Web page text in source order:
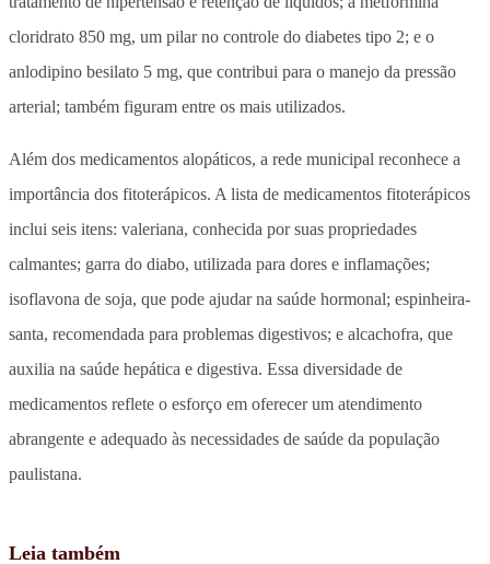
cloridrato 850 mg, um pilar no controle do diabetes tipo 2; e o
anlodipino besilato 5 mg, que contribui para o manejo da pressão
arterial; também figuram entre os mais utilizados.
Além dos medicamentos alopáticos, a rede municipal reconhece a
importância dos fitoterápicos. A lista de medicamentos fitoterápicos
inclui seis itens: valeriana, conhecida por suas propriedades
calmantes; garra do diabo, utilizada para dores e inflamações;
isoflavona de soja, que pode ajudar na saúde hormonal; espinheira-
santa, recomendada para problemas digestivos; e alcachofra, que
auxilia na saúde hepática e digestiva. Essa diversidade de
medicamentos reflete o esforço em oferecer um atendimento
abrangente e adequado às necessidades de saúde da população
paulistana.
Leia também